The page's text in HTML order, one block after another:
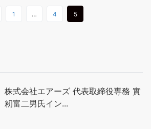
1 … 4 5
株式会社エアーズ 代表取締役専務 實
籾富二男氏イン...